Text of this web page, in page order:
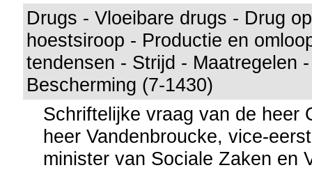
Drugs - Vloeibare drugs - Drug
hoestsiroop - Productie en
tendensen - Strijd - Maatregelen
Bescherming (7-1430)
Schriftelijke vraag van de heer
heer Vandenbroucke, vice-
minister van Sociale Zaken en